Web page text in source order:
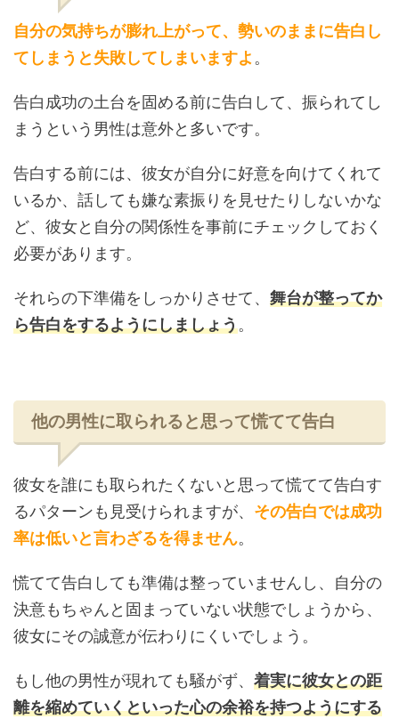
自分の気持ちが膨れ上がって、勢いのままに告白し
てしまうと失敗してしまいますよ 。
告白成功の土台を固める前に告白して、振られてし
まうという男性は意外と多いです。
告白する前には、彼女が自分に好意を向けてくれて
いるか、話しても嫌な素振りを見せたりしないかな
ど、彼女と自分の関係性を事前にチェックしておく
必要があります。
それらの下準備をしっかりさせて、 舞台が整ってか
ら告白をするようにしましょう。
他の男性に取られると思って慌てて告白
彼女を誰にも取られたくないと思って慌てて告白す
るパターンも見受けられますが、 その告白では成功
率は低いと言わざるを得ません。
慌てて告白しても準備は整っていませんし、自分の
決意もちゃんと固まっていない状態でしょうから、
彼女にその誠意が伝わりにくいでしょう。
もし他の男性が現れても騒がず、 着実に彼女との距
離を縮めていくといった心の余裕を持つようにする